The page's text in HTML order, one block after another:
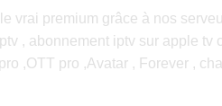
vrai premium grâce à nos
, abonnement iptv sur apple
,OTT pro ,Avatar , Forever ,